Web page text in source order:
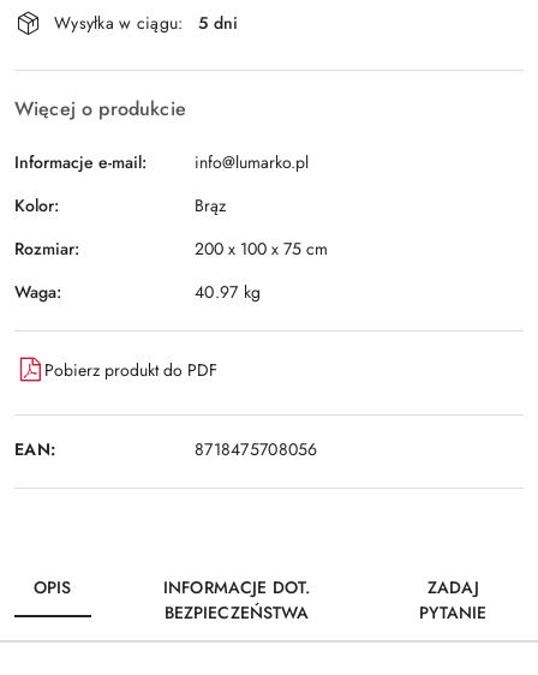
i
dostawa
Wysyłka w ciągu: 5 dni
Więcej o produkcie
Informacje e-mail:
info@lumarko.pl
Kolor:
Brąz
Rozmiar:
200 x 100 x 75 cm
Waga:
40.97 kg
Pobierz produkt do PDF
EAN: 8718475708056
OPIS
INFORMACJE DOT.
BEZPIECZEŃSTWA
ZADAJ
PYTANIE